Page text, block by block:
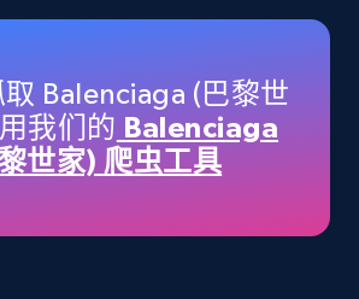
Brand, Description, Initial
Availability, Reviews count, and
Balenciaga (巴黎世
我们的 Balenciaga
世家) 爬虫工具